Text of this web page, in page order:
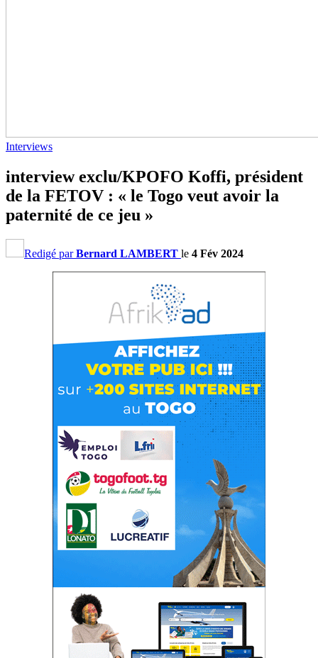
Interviews
interview exclu/KPOFO Koffi, président
de la FETOV : « le Togo veut avoir la
paternité de ce jeu »
Redigé parBernard LAMBERT le 4 Fév 2024